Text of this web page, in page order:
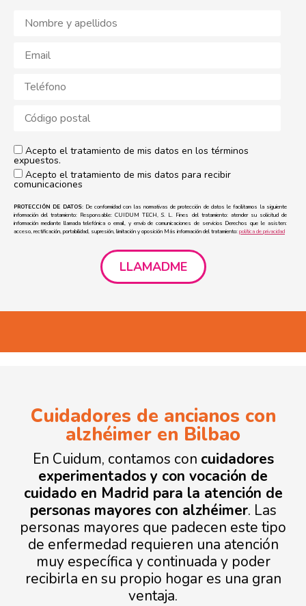
Acepto el tratamiento de mis datos en los términos
expuestos.
Acepto el tratamiento de mis datos para recibir
comunicaciones
PROTECCIÓN DE DATOS:De conformidad con las normativas de protección de datos le facilitamos la siguiente
información del tratamiento: Responsable: CUIDUM TECH, S. L. Fines del tratamiento: atender su solicitud de
información mediante llamada telefónica o email, y envío de comunicaciones de servicios Derechos que le asisten:
acceso, rectificación, portabilidad, supresión, limitación y oposición Más información del tratamiento:política de privacidad
Cuidadores de ancianos con
alzhéimer en Bilbao
En Cuidum, contamos con cuidadores
experimentados y con vocación de
cuidado en Madrid para la atención de
personas mayores con alzhéimer. Las
personas mayores que padecen este tipo
de enfermedad requieren una atención
muy específica y continuada y poder
recibirla en su propio hogar es una gran
ventaja.